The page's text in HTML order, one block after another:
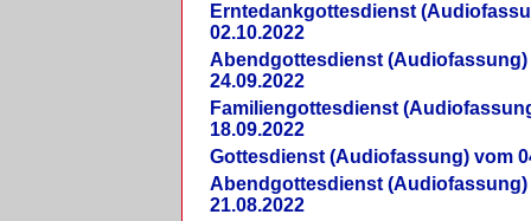
Erntedankgottesdienst
02.10.2022
Abendgottesdienst (Audiofassung)
24.09.2022
Familiengottesdienst
18.09.2022
Gottesdienst (Audiofassung) vom
Abendgottesdienst (Audiofassung)
21.08.2022